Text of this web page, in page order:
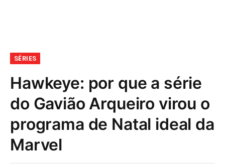
SÉRIES
Hawkeye: por que a série
do Gavião Arqueiro virou o
programa de Natal ideal da
Marvel